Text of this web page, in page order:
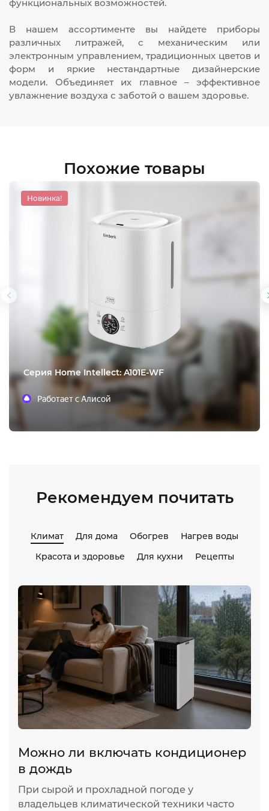
функциональных возможностей.
В нашем ассортименте вы найдете приборы
различных литражей, с механическим или
электронным управлением, традиционных цветов и
форм и яркие нестандартные дизайнерские
модели. Объединяет их главное – эффективное
увлажнение воздуха с заботой о вашем здоровье.
Похожие товары
Предыдущий
Новинка!
Cерия Home Intellect: A101E-WF
Работает с Алисой
Рекомендуем почитать
Климат Для дома Обогрев
Нагрев воды
Красота и здоровье
Для кухни Рецепты
Можно ли включать кондиционер
в дождь
При сырой и прохладной погоде у
владельцев климатической техники часто